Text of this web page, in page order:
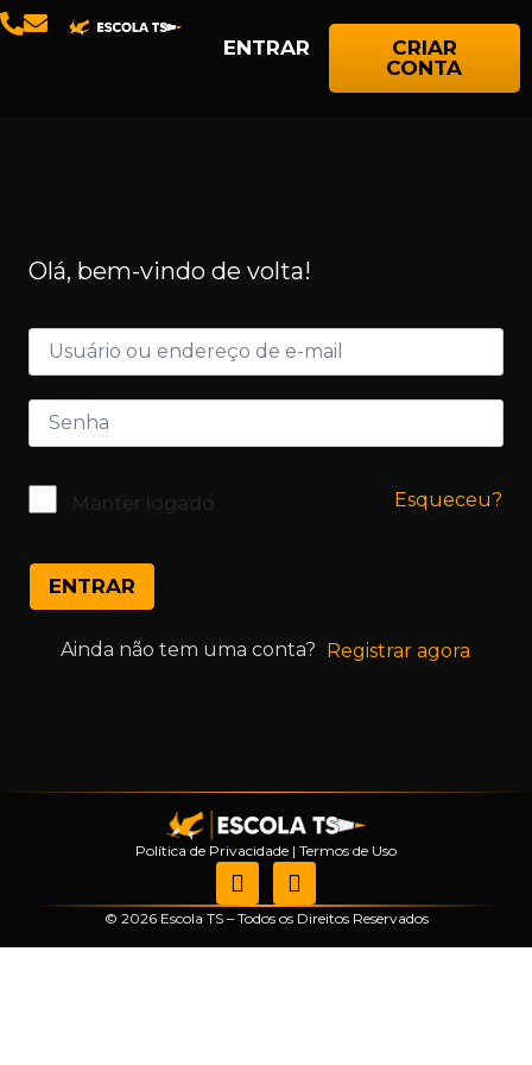
ENTRAR
CRIAR
CONTA
Olá, bem-vindo de volta!
Manter logado Esqueceu?
ENTRAR
Ainda não tem uma conta? Registrar agora
Política de Privacidade | Termos de Uso
© 2026 Escola TS – Todos os Direitos Reservados